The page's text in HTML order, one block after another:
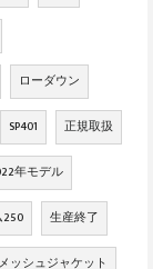
ローダウン
SP401 正規取扱
年モデル
生産終了
メッシュジャケット